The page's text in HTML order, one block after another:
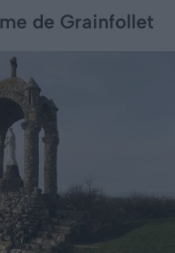
de Grainfollet